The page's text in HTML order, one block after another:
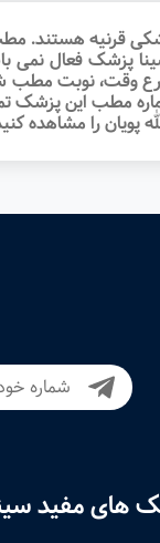
هستند. مطب
سینا پزشک فعال
وقت‌، نوبت مطب
مطب این پزشک
پویان را مشاهده
های مفید